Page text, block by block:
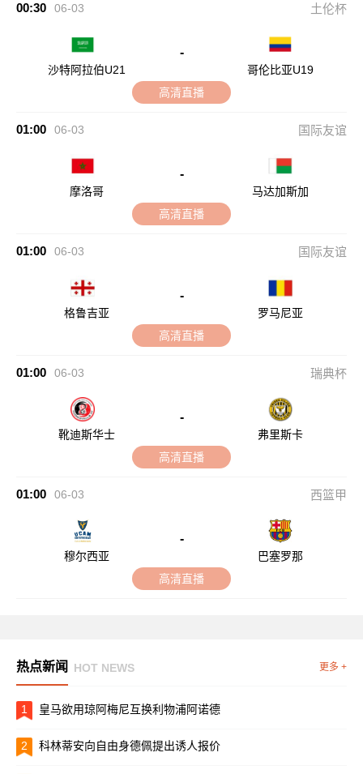
00:30 06-03 土伦杯
沙特阿拉伯U21
-
哥伦比亚U19
高清直播
01:00 06-03 国际友谊
摩洛哥
-
马达加斯加
高清直播
01:00 06-03 国际友谊
格鲁吉亚
-
罗马尼亚
高清直播
01:00 06-03 瑞典杯
靴迪斯华士
-
弗里斯卡
高清直播
01:00 06-03 西篮甲
穆尔西亚
-
巴塞罗那
高清直播
热点新闻 HOT NEWS 更多 +
1 皇马欲用琼阿梅尼互换利物浦阿诺德
2 科林蒂安向自由身德佩提出诱人报价